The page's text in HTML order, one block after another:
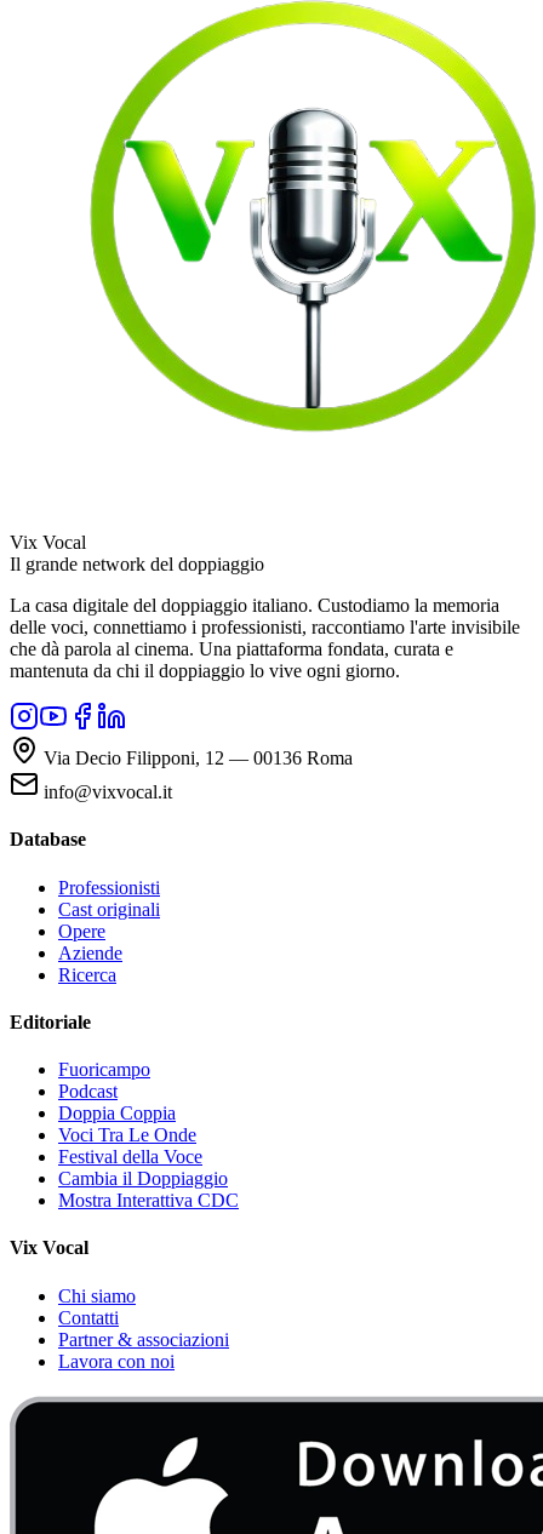
Vix Vocal
Il grande network del doppiaggio
La casa digitale del doppiaggio italiano. Custodiamo la memoria
delle voci, connettiamo i professionisti, raccontiamo l'arte invisibile
che dà parola al cinema. Una piattaforma fondata, curata e
mantenuta da chi il doppiaggio lo vive ogni giorno.
Via Decio Filipponi, 12 — 00136 Roma
info@vixvocal.it
Database
Professionisti
Cast originali
Opere
Aziende
Ricerca
Editoriale
Fuoricampo
Podcast
Doppia Coppia
Voci Tra Le Onde
Festival della Voce
Cambia il Doppiaggio
Mostra Interattiva CDC
Vix Vocal
Chi siamo
Contatti
Partner & associazioni
Lavora con noi